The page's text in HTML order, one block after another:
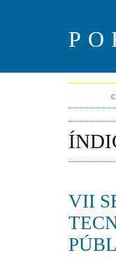
VII